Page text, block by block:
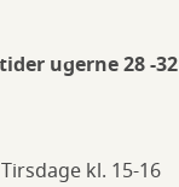
ugerne 28 -32
kl. 15-16